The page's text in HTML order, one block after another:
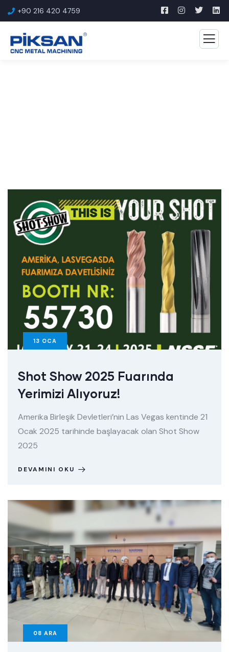
+90 216 420 4759
13 OCA
Shot Show 2025 Fuarında
Yerimizi Alıyoruz!
Amerika Birleşik Devletleri’nin Las Vegas kentinde 21
Ocak 2025 tarihinde başlayacak olan Shot Show
2025
DEVAMINI OKU
08 ARA